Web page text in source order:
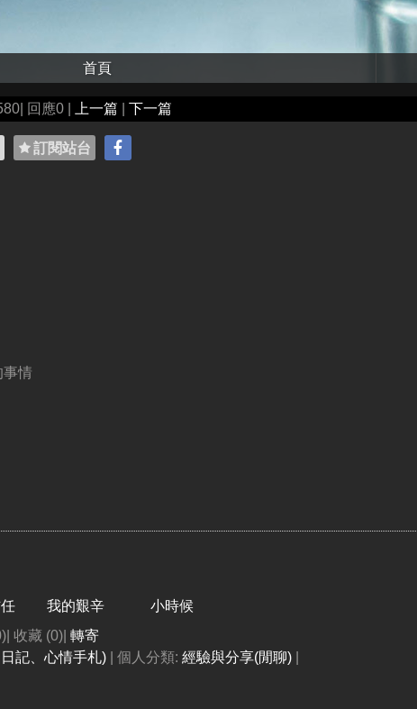
首頁
回應0 | 上一篇 下一篇
訂閱站台
情
我的艱辛
小時候
)| 收藏 (0)| 轉寄
記、心情手札) | 個人分類: 經驗與分享(閒聊)